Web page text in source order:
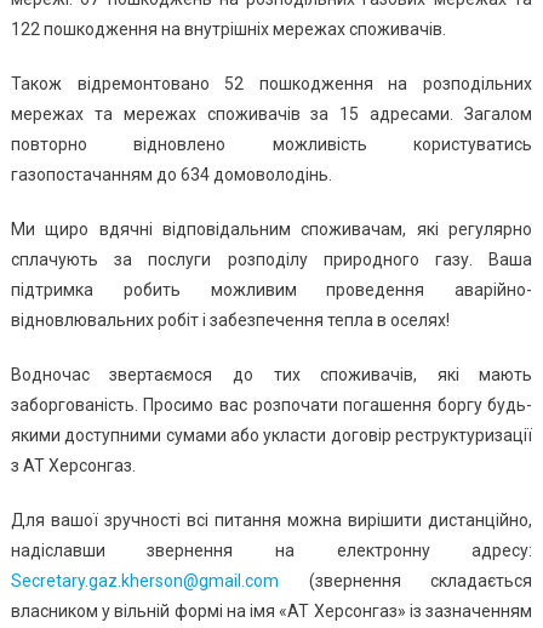
122 пошкодження на внутрішніх мережах споживачів.
Також відремонтовано 52 пошкодження на розподільних
мережах та мережах споживачів за 15 адресами. Загалом
повторно відновлено можливість користуватись
газопостачанням до 634 домоволодінь.
Ми щиро вдячні відповідальним споживачам, які регулярно
сплачують за послуги розподілу природного газу. Ваша
підтримка робить можливим проведення аварійно-
відновлювальних робіт і забезпечення тепла в оселях!
Водночас звертаємося до тих споживачів, які мають
заборгованість. Просимо вас розпочати погашення боргу будь-
якими доступними сумами або укласти договір реструктуризації
з АТ Херсонгаз.
Для вашої зручності всі питання можна вирішити дистанційно,
надіславши звернення на електронну адресу:
Secretary.gaz.kherson@gmail.com (звернення складається
власником у вільній формі на імя «АТ Херсонгаз» із зазначенням